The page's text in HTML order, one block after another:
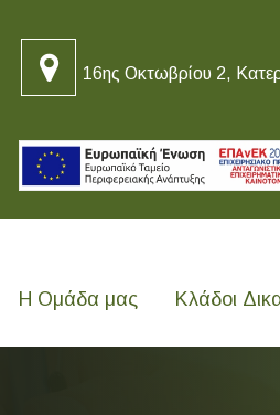
16ης Οκτωβρίου 2,
Η Ομάδα μας Κλάδοι